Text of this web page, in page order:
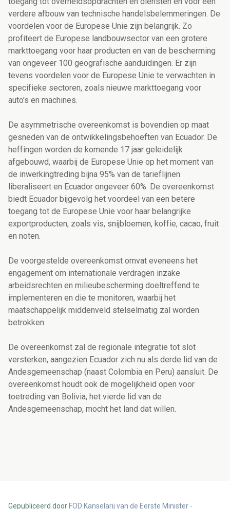
verdere afbouw van technische handelsbelemmeringen. De
voordelen voor de Europese Unie zijn belangrijk. Zo
profiteert de Europese landbouwsector van een grotere
markttoegang voor haar producten en van de bescherming
van ongeveer 100 geografische aanduidingen. Er zijn
tevens voordelen voor de Europese Unie te verwachten in
specifieke sectoren, zoals nieuwe markttoegang voor
auto's en machines.
De asymmetrische overeenkomst is bovendien op maat
gesneden van de ontwikkelingsbehoeften van Ecuador. De
heffingen worden de komende 17 jaar geleidelijk
afgebouwd, waarbij de Europese Unie op het moment van
de inwerkingtreding bijna 95% van de tarieflijnen
liberaliseert en Ecuador ongeveer 60%. De overeenkomst
biedt Ecuador bijgevolg het voordeel van een betere
toegang tot de Europese Unie voor haar belangrijke
exportproducten, zoals vis, snijbloemen, koffie, cacao, fruit
en noten.
De voorgestelde overeenkomst omvat eveneens het
engagement om internationale verdragen inzake
arbeidsrechten en milieubescherming doeltreffend te
implementeren en die te monitoren, waarbij het
maatschappelijk middenveld stelselmatig zal worden
betrokken.
De overeenkomst zal de regionale integratie tot slot
versterken, aangezien Ecuador zich nu als derde lid van de
Andesgemeenschap (naast Colombia en Peru) aansluit. De
overeenkomst houdt ook de mogelijkheid open voor
toetreding van Bolivia, het vierde lid van de
Andesgemeenschap, mocht het land dat willen.
Gepubliceerd door FOD Kanselarij van de Eerste Minister -